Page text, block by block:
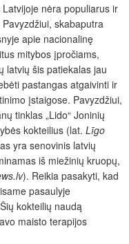
nėra populiarus ir
skabaputra
apie nacionalinę
mitybos įpročiams,
latvių šis patiekalas jau
pastangas atgaivinti ir
įstaigose. Pavyzdžiui,
tinklas „Lido“ Joninių
kokteilius (lat. Līgo
yra senovinis latvių
iš miežinių kruopų,
). Reikia pasakyti, kad
pasaulyje
kokteilių naudą
maisto terapijos